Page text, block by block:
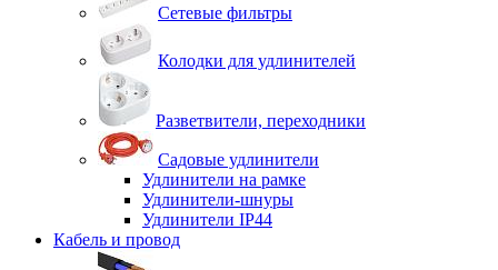
Сетевые фильтры
Колодки для удлинителей
Разветвители, переходники
Садовые удлинители
Удлинители на рамке
Удлинители-шнуры
Удлинители IP44
Кабель и провод